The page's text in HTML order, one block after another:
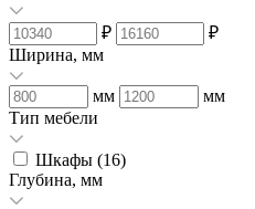
₽
₽
Ширина, мм
мм
мм
Тип мебели
Шкафы (16)
Глубина, мм